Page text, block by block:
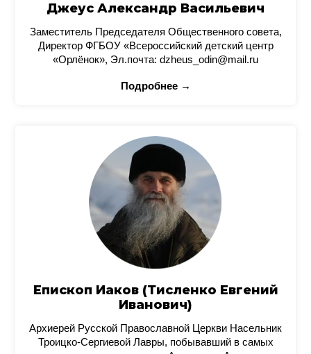
Джеус Александр Васильевич
Заместитель Председателя Общественного совета,
Директор ФГБОУ «Всероссийский детский центр
«Орлёнок», Эл.почта: dzheus_odin@mail.ru
Подробнее →
Епископ Иаков (Тисленко Евгений
Иванович)
Архиерей Русской Православной Церкви Насельник
Троицко-Сергиевой Лавры, побывавший в самых